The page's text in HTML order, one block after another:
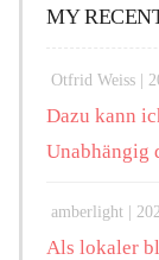
MY
Otfrid Weiss |
Dazu kann
Unabhängig
amberlight |
Als lokaler